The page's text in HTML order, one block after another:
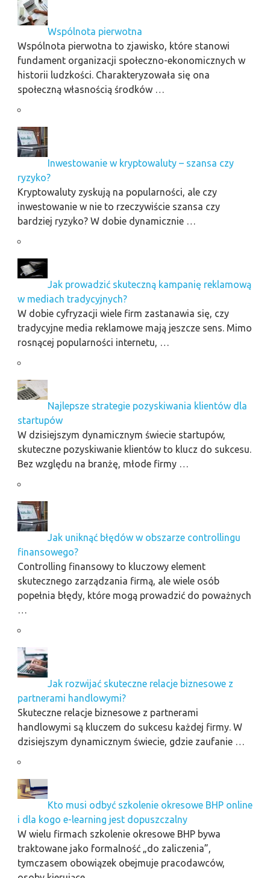
Wspólnota pierwotna
Wspólnota pierwotna to zjawisko, które stanowi
fundament organizacji społeczno-ekonomicznych w
historii ludzkości. Charakteryzowała się ona
społeczną własnością środków …
Inwestowanie w kryptowaluty – szansa czy
ryzyko?
Kryptowaluty zyskują na popularności, ale czy
inwestowanie w nie to rzeczywiście szansa czy
bardziej ryzyko? W dobie dynamicznie …
Jak prowadzić skuteczną kampanię reklamową
w mediach tradycyjnych?
W dobie cyfryzacji wiele firm zastanawia się, czy
tradycyjne media reklamowe mają jeszcze sens. Mimo
rosnącej popularności internetu, …
Najlepsze strategie pozyskiwania klientów dla
startupów
W dzisiejszym dynamicznym świecie startupów,
skuteczne pozyskiwanie klientów to klucz do sukcesu.
Bez względu na branżę, młode firmy …
Jak uniknąć błędów w obszarze controllingu
finansowego?
Controlling finansowy to kluczowy element
skutecznego zarządzania firmą, ale wiele osób
popełnia błędy, które mogą prowadzić do poważnych
…
Jak rozwijać skuteczne relacje biznesowe z
partnerami handlowymi?
Skuteczne relacje biznesowe z partnerami
handlowymi są kluczem do sukcesu każdej firmy. W
dzisiejszym dynamicznym świecie, gdzie zaufanie …
Kto musi odbyć szkolenie okresowe BHP online
i dla kogo e-learning jest dopuszczalny
W wielu firmach szkolenie okresowe BHP bywa
traktowane jako formalność „do zaliczenia”,
tymczasem obowiązek obejmuje pracodawców,